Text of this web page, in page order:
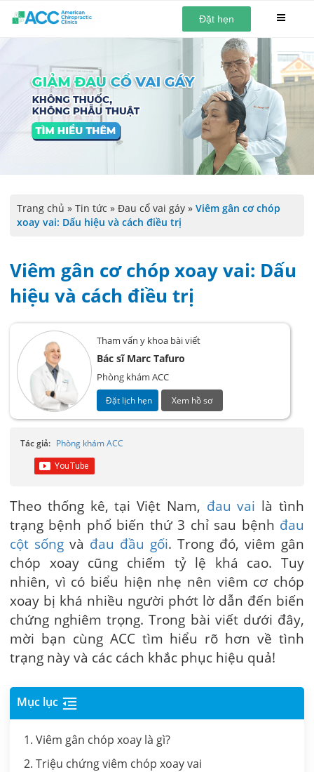
Đặt hẹn
Trang chủ » Tin tức » Đau cổ vai gáy » Viêm gân cơ chóp
xoay vai: Dấu hiệu và cách điều trị
Viêm gân cơ chóp xoay vai: Dấu
hiệu và cách điều trị
Tham vấn y khoa bài viết
Bác sĩ Marc Tafuro
Phòng khám ACC
Đặt lịch hẹn Xem hồ sơ
Tác giả: Phòng khám ACC
Theo thống kê, tại Việt Nam, đau vai là tình
trạng bệnh phổ biến thứ 3 chỉ sau bệnh đau
cột sống và đau đầu gối. Trong đó, viêm gân
chóp xoaycũng chiếm tỷ lệ khá cao. Tuy
nhiên, vì có biểu hiện nhẹ nên viêm cơ chóp
xoay bị khá nhiều người phớt lờ dẫn đến biến
chứng nghiêm trọng. Trong bài viết dưới đây,
mời bạn cùng ACC tìm hiểu rõ hơn về tình
trạng này và các cách khắc phục hiệu quả!
Mục lục
1. Viêm gân chóp xoay là gì?
2. Triệu chứng viêm chóp xoay vai